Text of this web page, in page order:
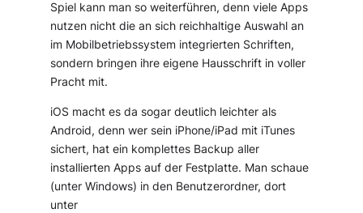
Spiel kann man so weiterführen, denn viele Apps
nutzen nicht die an sich reichhaltige Auswahl an
im Mobilbetriebssystem integrierten Schriften,
sondern bringen ihre eigene Hausschrift in voller
Pracht mit.
iOS macht es da sogar deutlich leichter als
Android, denn wer sein iPhone/iPad mit iTunes
sichert, hat ein komplettes Backup aller
installierten Apps auf der Festplatte. Man schaue
(unter Windows) in den Benutzerordner, dort
unter